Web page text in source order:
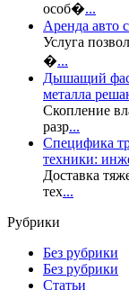
особ�...
Аренда авто
Услуга
�...
Дышащий
металла
Скопление
разр...
Специфика
техники:
Доставка
тех...
Рубрики
Без рубрики
Без рубрики
Статьи